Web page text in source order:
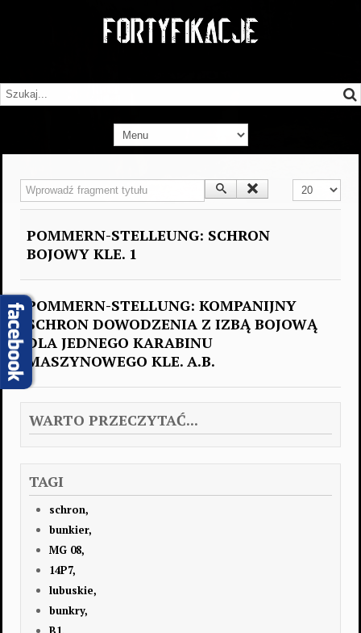
Wprowadź fragment tytułu Pokaż #
POMMERN-STELLEUNG: SCHRON
BOJOWY KLE. 1
POMMERN-STELLUNG: KOMPANIJNY
SCHRON DOWODZENIA Z IZBĄ BOJOWĄ
DLA JEDNEGO KARABINU
MASZYNOWEGO KLE. A.B.
WARTO PRZECZYTAĆ...
TAGI
schron,
bunkier,
MG 08,
14P7,
lubuskie,
bunkry,